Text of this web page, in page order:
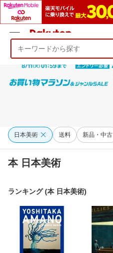
ようこそ 楽天市場へ ログイン
日本美術 送料 新品・中古
本 日本美術
ランキング (本 日本美術)